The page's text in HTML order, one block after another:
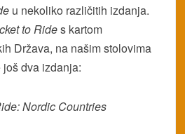
u nekoliko različitih izdanja.
to Rides kartom
Država, na našim stolovima
dva izdanja:
Nordic Countries